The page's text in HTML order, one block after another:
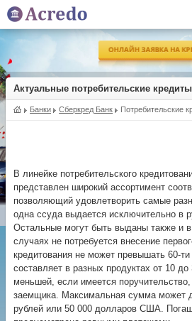
Актуальные потребительские
Банки Сберкред Банк Потребительские
В линейке потребительского
представлен широкий ассортимент
позволяющий удовлетворить самые
одна ссуда выдается исключительно в
Остальные могут быть выданы также и
случаях не потребуется внесение
кредитования не может превышать 60-ти
составляет в разных продуктах от 10
меньшей, если имеется
заемщика. Максимальная сумма может
рублей или 50 000 долларов США.